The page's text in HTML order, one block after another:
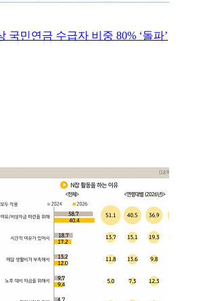
국민연금 수급자 비중 80% ‘돌파’